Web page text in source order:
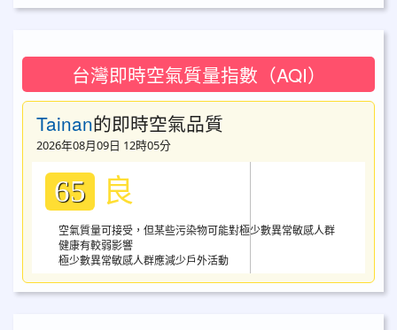
台灣即時空氣質量指數（AQI）
Tainan的即時空氣品質
2026年08月09日 12時05分
65 良
空氣質量可接受，但某些污染物可能對極少數異常敏感人群
健康有較弱影響
極少數異常敏感人群應減少戶外活動